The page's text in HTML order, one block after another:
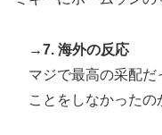
→7. 海外の反応
マジで最高の采配だ
ことをしなかったの